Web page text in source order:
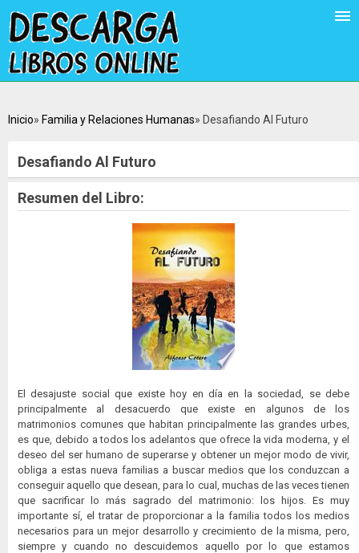
Inicio Familia y Relaciones Humanas Desafiando Al Futuro
Desafiando Al Futuro
Resumen del Libro:
El desajuste social que existe hoy en día en la sociedad, se debe
principalmente al desacuerdo que existe en algunos de los
matrimonios comunes que habitan principalmente las grandes urbes,
es que, debido a todos los adelantos que ofrece la vida moderna, y el
deseo del ser humano de superarse y obtener un mejor modo de vivir,
obliga a estas nueva familias a buscar medios que los conduzcan a
conseguir aquello que desean, para lo cual, muchas de las veces tienen
que sacrificar lo más sagrado del matrimonio: los hijos. Es muy
importante sí, el tratar de proporcionar a la familia todos los medios
necesarios para un mejor desarrollo y crecimiento de la misma, pero,
siempre y cuando no descuidemos aquello por lo que estamos